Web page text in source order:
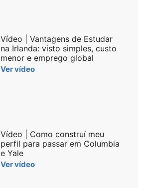
Vídeo | Vantagens de Estudar
na Irlanda: visto simples, custo
menor e emprego global
Ver vídeo
Vídeo | Como construí meu
perfil para passar em Columbia
e Yale
Ver vídeo